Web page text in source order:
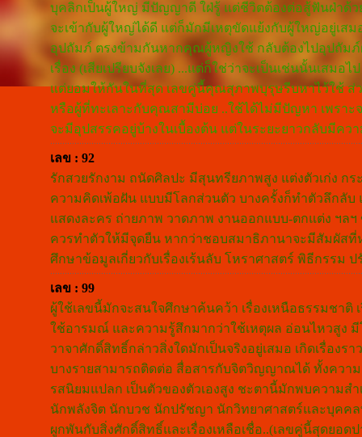
บุคลิกเป็นผู้ใหญ่ มีปัญญาดี ใฝ่รู้ แต่ชีวิตต้องต่อสู้ฟันฝ่าด้
จะเข้ากับผู้ใหญ่ได้ดี แต่ก็มักมีเหตุขัดแย้งกับผู้ใหญ่อยู่เส
อุปถัมภ์ ตรงข้ามกันหากคุณผู้หญิงใช้ กลับต้องไปอุปถัมภ์
เรื่อง (เสียเปรียบจังเลย) ...แต่ก็ใช่ว่าจะเป็นเช่นนั้นเส
แต่ยอมให้กันในที่สุด เลขคู่นี้คุณสุภาพบุรุษรีบหาไว้ใช้
หรือผู้ที่ทะเลาะกับคุณสามีบ่อย ..ใช้ได้ไม่มีปัญหา เพรา
จะมีอุปสรรคอยู่บ้างในเบื้องต้น แต่ในระยะยาวกลับมีคว
เลข : 92
รักสวยรักงาม ถนัดศิลปะ มีสุนทรียภาพสูง แต่งตัวเก่ง ก
ความคิดเพ้อฝัน แบบมีโลกส่วนตัว บางครั้งก็ทำตัวลึกลับ
แสดงละคร ถ่ายภาพ วาดภาพ งานออกแบบ-ตกแต่ง ฯล
ควรทำตัวให้มีจุดยืน หากว่าชอบสมาธิภานาจะมีสัมผัส
ศึกษาข้อมูลเกี่ยวกับเรื่องเร้นลับ โหราศาสตร์ พิธีกรรม
เลข : 99
ผู้ใช้เลขนี้มักจะสนใจศึกษาค้นคว้า เรื่องเหนือธรรมชาติ
ใช้อารมณ์ และความรู้สึกมากว่าใช้เหตุผล อ่อนไหวสูง
วาจาศักดิ์สิทธิ์กล่าวสิ่งใดมักเป็นจริงอยู่เสมอ เกิดเรื่อง
บางรายสามารถติดต่อ สื่อสารกับจิตวิญญาณได้ ทั้งควา
รสนิยมแปลก เป็นตัวของตัวเองสูง ชะตานี้มักพบความ
นักพลังจิต นักบวช นักปรัชญา นักวิทยาศาสตร์และบุคค
ผูกพันกับสิ่งศักดิ์สิทธิ์และเรื่องเหลือเชื่อ..(เลขคู่นี้สุดยอด